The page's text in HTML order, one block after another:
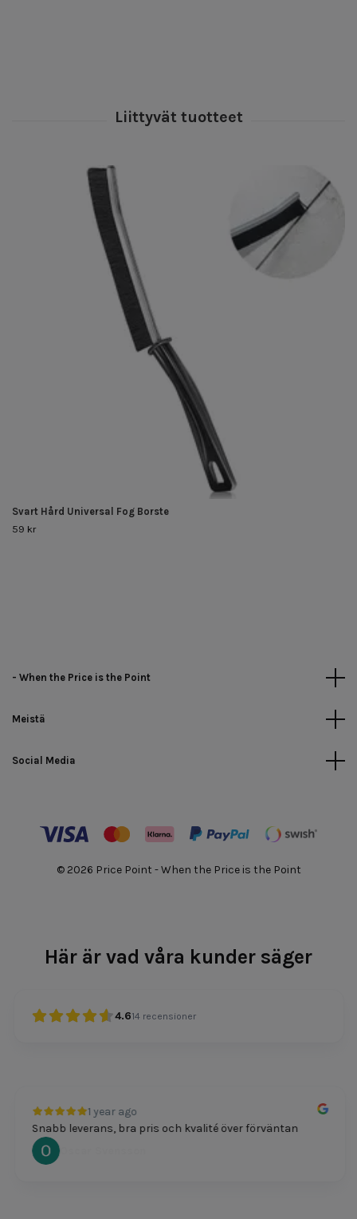
Svart Hård Universal Fog Borste
59 kr
- When the Price is the Point
Meistä
Social Media
© 2026 Price Point - When the Price is the Point
Här är vad våra kunder säger
4.614 recensioner
1 year ago
Snabb leverans, bra pris och kvalité över förväntan
Oscar Svensson